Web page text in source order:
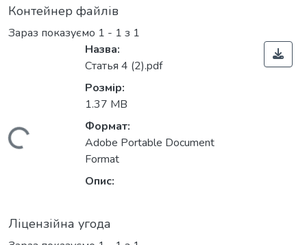
Контейнер файлів
Зараз показуємо 1 - 1 з 1
Вантажиться...
Назва:
Статья 4 (2).pdf
Розмір:
1.37 MB
Формат:
Adobe Portable Document
Format
Опис:
Ліцензійна угода